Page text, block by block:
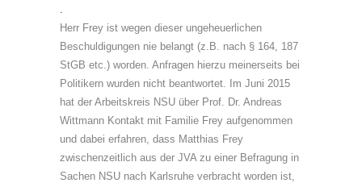
Herr Frey ist wegen dieser ungeheuerlichen
Beschuldigungen nie belangt (z.B. nach § 164, 187
StGB etc.) worden. Anfragen hierzu meinerseits bei
Politikern wurden nicht beantwortet. Im Juni 2015
hat der Arbeitskreis NSU über Prof. Dr. Andreas
Wittmann Kontakt mit Familie Frey aufgenommen
und dabei erfahren, dass Matthias Frey
zwischenzeitlich aus der JVA zu einer Befragung in
Sachen NSU nach Karlsruhe verbracht worden ist,